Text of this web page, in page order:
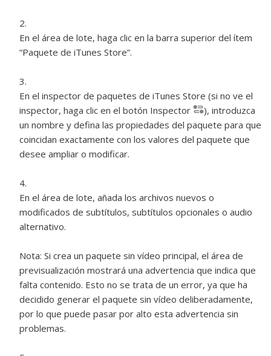
En el área de lote, haga clic en la barra superior del ítem
“Paquete de iTunes Store”.
En el inspector de paquetes de iTunes Store (si no ve el
inspector, haga clic en el botón Inspector
), introduzca
un nombre y defina las propiedades del paquete para que
coincidan exactamente con los valores del paquete que
desee ampliar o modificar.
En el área de lote, añada los archivos nuevos o
modificados de subtítulos, subtítulos opcionales o audio
alternativo.
Nota: Si crea un paquete sin vídeo principal, el área de
previsualización mostrará una advertencia que indica que
falta contenido. Esto no se trata de un error, ya que ha
decidido generar el paquete sin vídeo deliberadamente,
por lo que puede pasar por alto esta advertencia sin
problemas.